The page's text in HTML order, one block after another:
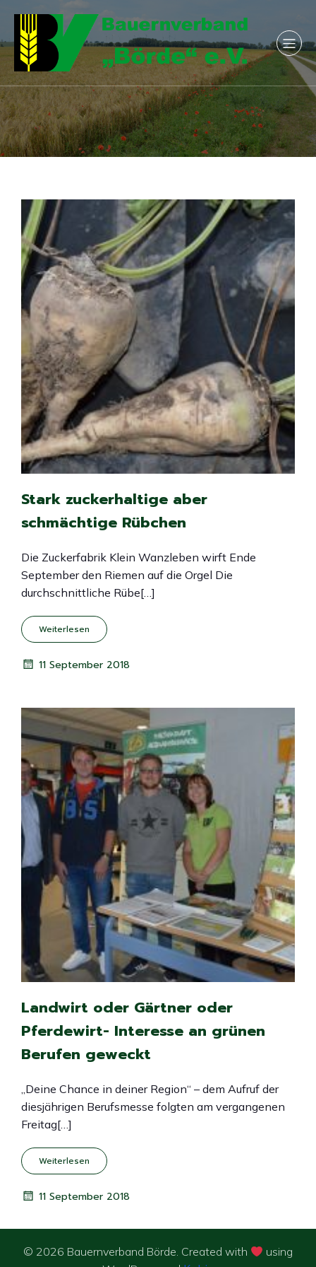
Stark zuckerhaltige aber
schmächtige Rübchen
Die Zuckerfabrik Klein Wanzleben wirft Ende
September den Riemen auf die Orgel Die
durchschnittliche Rübe[…]
Weiterlesen
11 September 2018
Landwirt oder Gärtner oder
Pferdewirt- Interesse an grünen
Berufen geweckt
„Deine Chance in deiner Region“ – dem Aufruf der
diesjährigen Berufsmesse folgten am vergangenen
Freitag[…]
Weiterlesen
11 September 2018
© 2026 Bauernverband Börde. Created with
using